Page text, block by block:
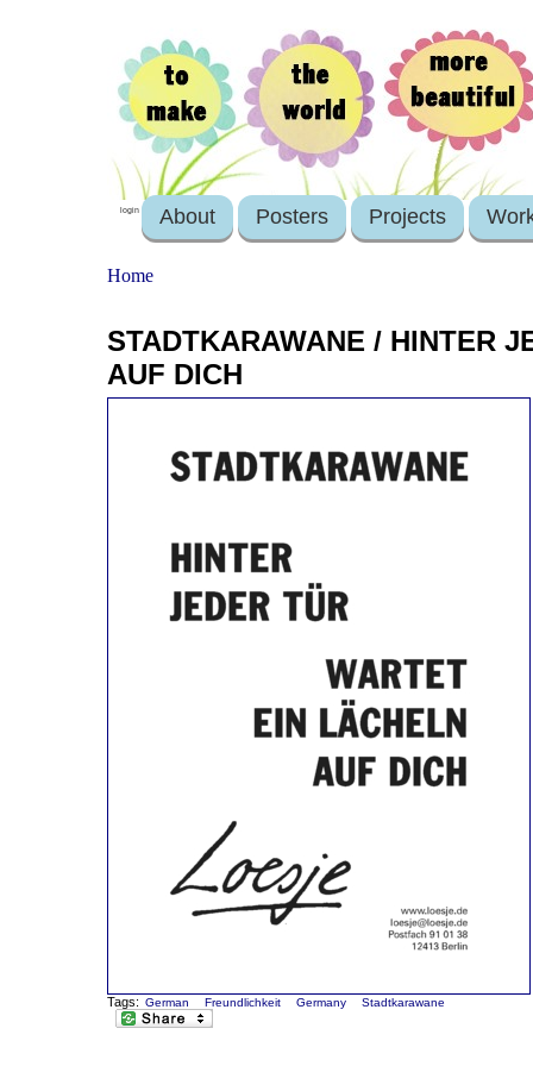
login About Posters Projects
Home
STADTKARAWANE / HINTER
AUF DICH
Tags: German Freundlichkeit Germany Stadtkarawane